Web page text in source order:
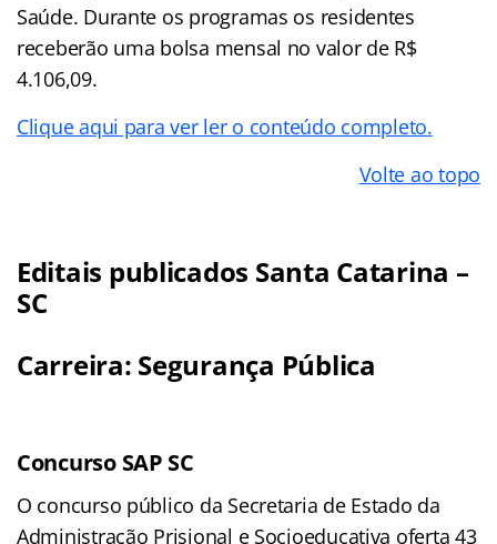
Saúde. Durante os programas os residentes
receberão uma bolsa mensal no valor de R$
4.106,09.
Clique aqui para ver ler o conteúdo completo.
Volte ao topo
Editais publicados Santa Catarina –
SC
Carreira: Segurança Pública
Concurso SAP SC
O concurso público da Secretaria de Estado da
Administração Prisional e Socioeducativa oferta 43